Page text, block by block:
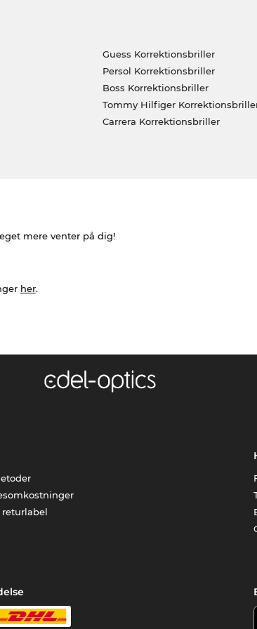
Guess Korrektionsbriller
Persol Korrektionsbriller
Boss Korrektionsbriller
Tommy Hilfiger
Carrera Korrektionsbriller
mere venter på dig!
her.